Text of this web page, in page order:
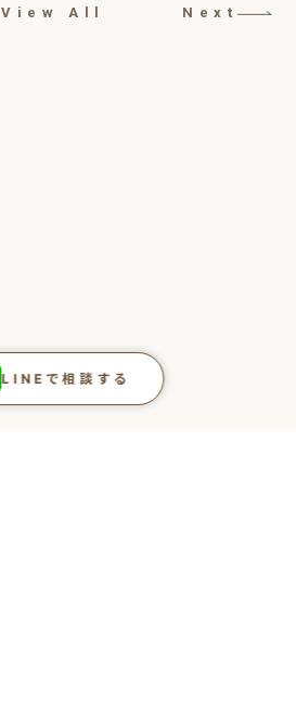
LINEで相談する
View All Next